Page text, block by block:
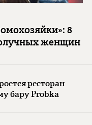
8
женщин
ресторан
бару Probka